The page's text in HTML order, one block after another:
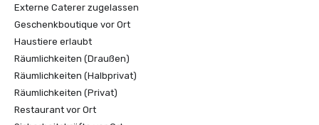
Externe Caterer zugelassen
Geschenkboutique vor Ort
Haustiere erlaubt
Räumlichkeiten (Draußen)
Räumlichkeiten (Halbprivat)
Räumlichkeiten (Privat)
Restaurant vor Ort